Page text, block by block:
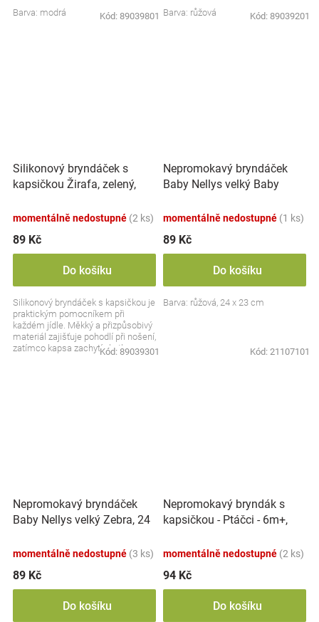
Barva: modrá Kód: 89039801 Barva: růžová Kód: 89039201
Silikonový bryndáček s
kapsičkou Žirafa, zelený,
momentálně nedostupné (2 ks)
89 Kč
Do košíku
Silikonový bryndáček s kapsičkou je
praktickým pomocníkem při
každém jídle. Měkký a přizpůsobivý
materiál zajišťuje pohodlí při nošení,
zatímco kapsa zachytí zbytky
Kód: 89039301
Nepromokavý bryndáček
Baby Nellys velký Baby
růžová
momentálně nedostupné (1 ks)
89 Kč
Do košíku
Barva: růžová, 24 x 23 cm
Kód: 21107101
Nepromokavý bryndáček
Baby Nellys velký Zebra, 24
momentálně nedostupné (3 ks)
89 Kč
Do košíku
Nepromokavý bryndák s
kapsičkou - Ptáčci - 6m+,
momentálně nedostupné (2 ks)
94 Kč
Do košíku